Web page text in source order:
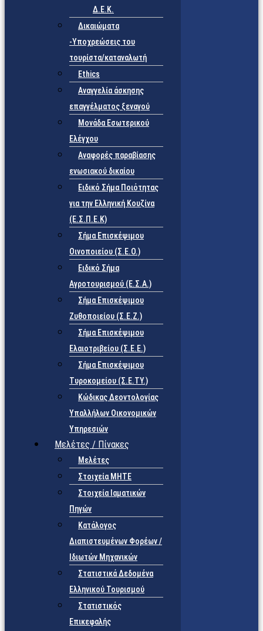
Δ.Ε.Κ.
Δικαιώματα
-Υποχρεώσεις του
τουρίστα/καταναλωτή
Ethics
Αναγγελία άσκησης
επαγγέλματος ξεναγού
Μονάδα Εσωτερικού
Ελέγχου
Αναφορές παραβίασης
ενωσιακού δικαίου
Ειδικό Σήμα Ποιότητας
για την Ελληνική Κουζίνα
(Ε.Σ.Π.Ε.Κ)
Σήμα Επισκέψιμου
Οινοποιείου (Σ.Ε.Ο.)
Ειδικό Σήμα
Αγροτουρισμού (Ε.Σ.Α.)
Σήμα Επισκέψιμου
Ζυθοποιείου (Σ.Ε.Ζ.)
Σήμα Επισκέψιμου
Ελαιοτριβείου (Σ.Ε.Ε.)
Σήμα Επισκέψιμου
Τυροκομείου (Σ.Ε.TY.)
Κώδικας Δεοντολογίας
Υπαλλήλων Οικονομικών
Υπηρεσιών
Μελέτες / Πίνακες
Μελέτες
Στοιχεία ΜΗΤΕ
Στοιχεία Ιαματικών
Πηγών
Κατάλογος
Διαπιστευμένων Φορέων /
Ιδιωτών Μηχανικών
Στατιστικά Δεδομένα
Ελληνικού Τουρισμού
Στατιστικός
Επικεφαλής